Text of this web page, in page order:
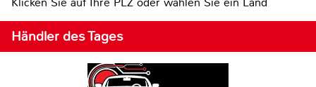
Händler des Tages